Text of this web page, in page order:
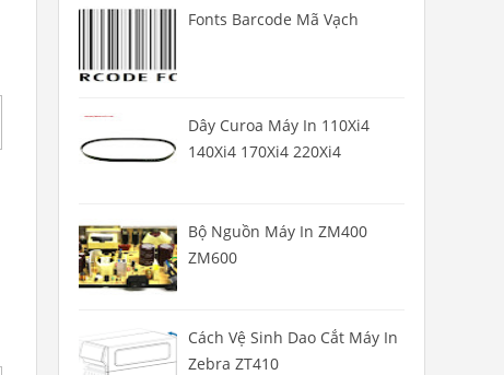
Fonts Barcode Mã Vạch
Dây Curoa Máy In 110Xi4
140Xi4 170Xi4 220Xi4
Bộ Nguồn Máy In ZM400
ZM600
Cách Vệ Sinh Dao Cắt Máy In
Zebra ZT410